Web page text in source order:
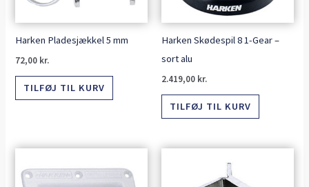
Harken Pladesjækkel 5 mm
72,00 kr.
TILFØJ TIL KURV
Harken Skødespil 8 1-Gear –
sort alu
2.419,00 kr.
TILFØJ TIL KURV